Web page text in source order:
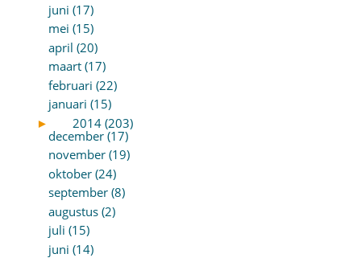
juni (17)
mei (15)
april (20)
maart (17)
februari (22)
januari (15)
►
2014 (203)
december (17)
november (19)
oktober (24)
september (8)
augustus (2)
juli (15)
juni (14)